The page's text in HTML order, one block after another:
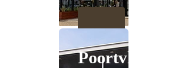
Poortvliet